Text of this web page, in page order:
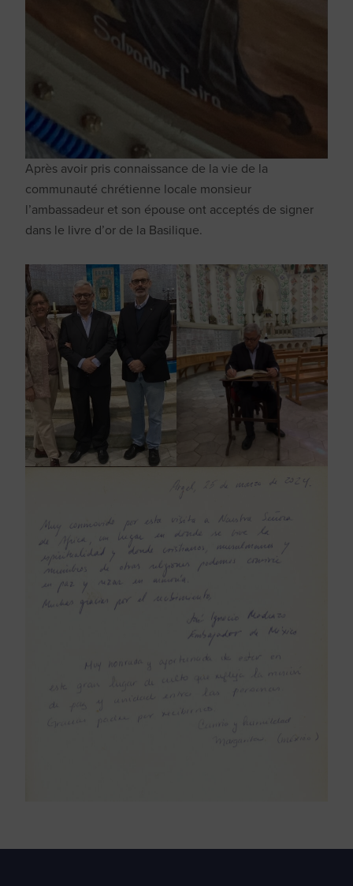
Après avoir pris connaissance de la vie de la
communauté chrétienne locale monsieur
l’ambassadeur et son épouse ont acceptés de signer
dans le livre d’or de la Basilique.